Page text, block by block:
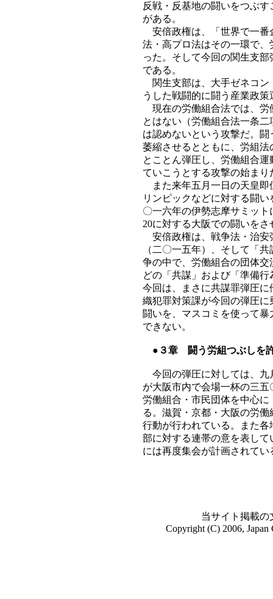
反戦・反基地の闘いをつぶ
がある。
安倍政権は、「世界で一番
法・高プロ法はその一環で
った。そして今回の関生支
である。
関生支部は、大手ゼネコン
うした戦闘的に闘う産業政
現在の労働組合法では、労
とはない（労働組合法一条
は認めないという攻撃だ。
萎縮させるとともに、労組
とことん弾圧し、労働組合
ていこうとする攻撃の始まり
また来年五月一日の天皇即
リンピックなどに対する闘
〇一六年の伊勢志摩サミッ
20に対する大阪での闘いを
安倍政権は、戦争法・治安
（二〇一五年）、そして「
争の中で、労働組合の団体
どの「共謀」および「準備
今回は、まさに共謀罪弾圧
織犯罪対策課が今回の弾圧
闘いを、マスコミを使って
できない。
●３章 闘う労組つぶしを
今回の弾圧に対しては、九
が大阪市内で会場一杯の三
労働組合・市民団体を中心
る。滋賀・京都・大阪の労
行動が行われている。また
部に対する連帯の意を表し
には再度集会が計画されて
当サイト掲載の
Copyright (C) 2006, Japan